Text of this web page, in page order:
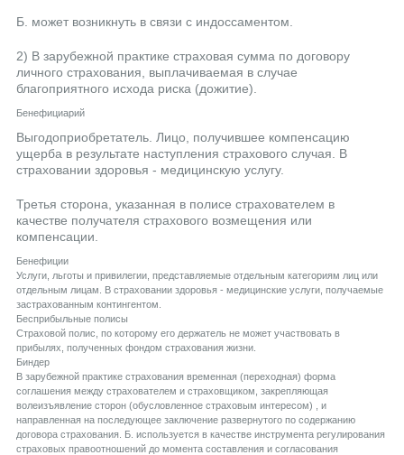
Б. может возникнуть в связи с индоссаментом.
2) В зарубежной практике страховая сумма по договору
личного страхования, выплачиваемая в случае
благоприятного исхода риска (дожитие).
Бенефициарий
Выгодоприобретатель. Лицо, получившее компенсацию
ущерба в результате наступления страхового случая. В
страховании здоровья - медицинскую услугу.
Третья сторона, указанная в полисе страхователем в
качестве получателя страхового возмещения или
компенсации.
Бенефиции
Услуги, льготы и привилегии, представляемые отдельным категориям лиц или
отдельным лицам. В страховании здоровья - медицинские услуги, получаемые
застрахованным контингентом.
Бесприбыльные полисы
Страховой полис, по которому его держатель не может участвовать в
прибылях, полученных фондом страхования жизни.
Биндер
В зарубежной практике страхования временная (переходная) форма
соглашения между страхователем и страховщиком, закрепляющая
волеизъявление сторон (обусловленное страховым интересом) , и
направленная на последующее заключение развернутого по содержанию
договора страхования. Б. используется в качестве инструмента регулирования
страховых правоотношений до момента составления и согласования